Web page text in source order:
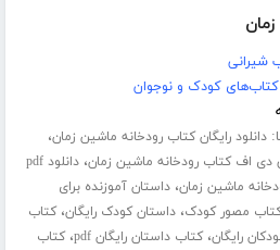
شیرانی
کتاب‌های کودک و نوجوان
دانلود رایگان کتاب رودخانه ماشین زمان،
دی اف کتاب رودخانه ماشین زمان،
دانلود pdf
ماشین زمان،داستان آموزنده برای
مصور کودک،داستان کودک رایگان،کتاب
رایگان،کتاب داستان رایگان pdf ،کتاب